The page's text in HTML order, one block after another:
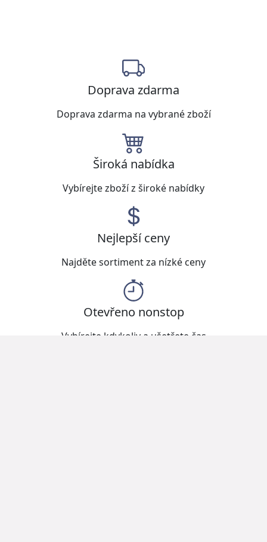
Doprava zdarma
Doprava zdarma na vybrané zboží
Široká nabídka
Vybírejte zboží z široké nabídky
Nejlepší ceny
Najděte sortiment za nízké ceny
Otevřeno nonstop
Vybírejte kdykoliv a ušetřete čas